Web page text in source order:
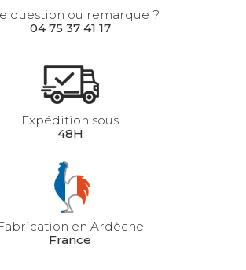
question ou remarque ?
04 75 37 41 17
Expédition sous
48H
en Ardèche
France